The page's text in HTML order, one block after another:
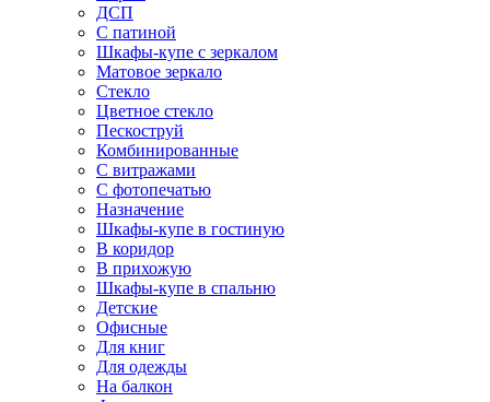
ДСП
С патиной
Шкафы-купе с зеркалом
Матовое зеркало
Стекло
Цветное стекло
Пескоструй
Комбинированные
С витражами
С фотопечатью
Назначение
Шкафы-купе в гостиную
В коридор
В прихожую
Шкафы-купе в спальню
Детские
Офисные
Для книг
Для одежды
На балкон